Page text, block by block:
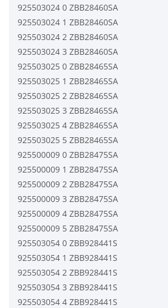
925503024 0 ZBB28460SA
925503024 1 ZBB28460SA
925503024 2 ZBB28460SA
925503024 3 ZBB28460SA
925503025 0 ZBB28465SA
925503025 1 ZBB28465SA
925503025 2 ZBB28465SA
925503025 3 ZBB28465SA
925503025 4 ZBB28465SA
925503025 5 ZBB28465SA
925500009 0 ZBB28475SA
925500009 1 ZBB28475SA
925500009 2 ZBB28475SA
925500009 3 ZBB28475SA
925500009 4 ZBB28475SA
925500009 5 ZBB28475SA
925503054 0 ZBB928441S
925503054 1 ZBB928441S
925503054 2 ZBB928441S
925503054 3 ZBB928441S
925503054 4 ZBB928441S